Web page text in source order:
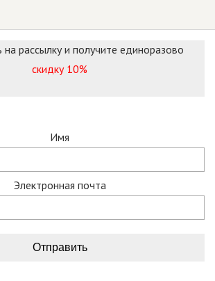
рассылку и получите единоразово
скидку 10%
Имя
Электронная почта